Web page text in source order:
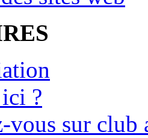
?
vous sur